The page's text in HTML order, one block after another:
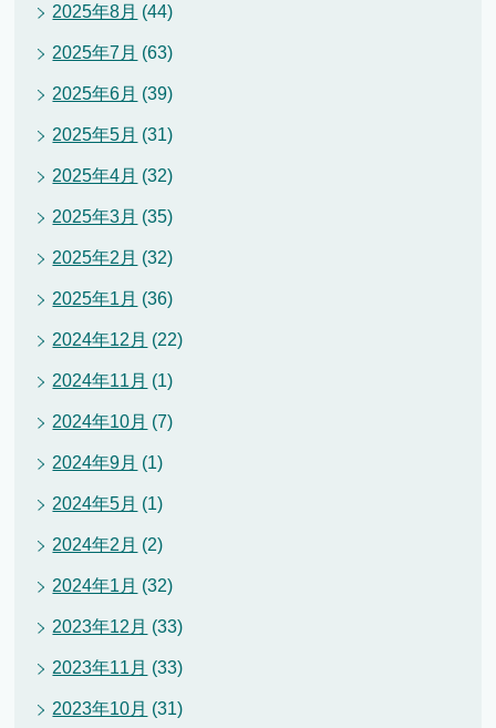
2025年8月 (44)
2025年7月 (63)
2025年6月 (39)
2025年5月 (31)
2025年4月 (32)
2025年3月 (35)
2025年2月 (32)
2025年1月 (36)
2024年12月 (22)
2024年11月 (1)
2024年10月 (7)
2024年9月 (1)
2024年5月 (1)
2024年2月 (2)
2024年1月 (32)
2023年12月 (33)
2023年11月 (33)
2023年10月 (31)